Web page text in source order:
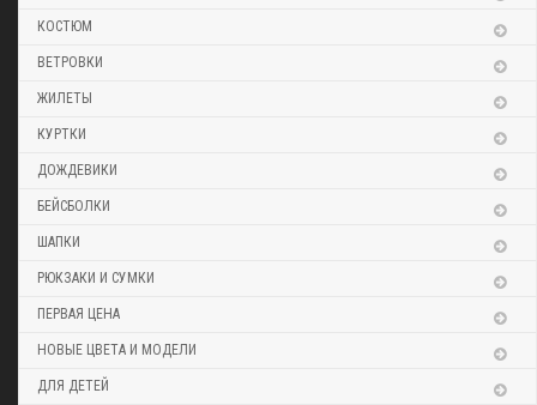
КОСТЮМ
ВЕТРОВКИ
ЖИЛЕТЫ
КУРТКИ
ДОЖДЕВИКИ
БЕЙСБОЛКИ
ШАПКИ
РЮКЗАКИ И СУМКИ
ПЕРВАЯ ЦЕНА
НОВЫЕ ЦВЕТА И МОДЕЛИ
ДЛЯ ДЕТЕЙ